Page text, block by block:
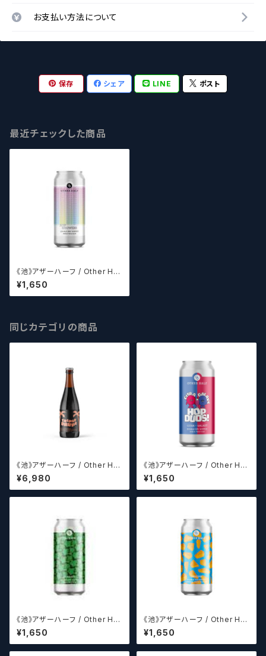
お支払い方法について
保存 シェア LINE ポスト
最近チェックした商品
《池》アザーハーフ / Other Hal
f Hop Showers 【クラフトビー
ルシザーズ】
¥1,650
同じカテゴリの商品
《池》アザーハーフ / Other Hal
f Brewing Triple Drupe【ク
ラフトビールシザーズ】
¥6,980
《池》アザーハーフ / Other Hal
f Brewing Hop Duos! - Citr
a + Galaxy 【クラフトビールシ
ザーズ】
¥1,650
《池》アザーハーフ / Other Hal
f Brewing Dank Ivy【クラフト
ビールシザーズ】
¥1,650
《池》アザーハーフ / Other Hal
f DDH Cheddar 【クラフトビー
ルシザーズ】
¥1,650